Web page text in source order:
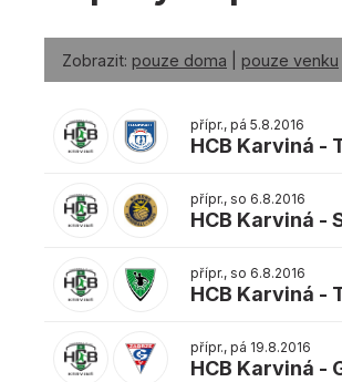
Zobrazit: pouze doma pouze venku
přípr., pá 5.8.2016
HCB Karviná -
přípr., so 6.8.2016
HCB Karviná -
přípr., so 6.8.2016
HCB Karviná -
přípr., pá 19.8.2016
HCB Karviná -